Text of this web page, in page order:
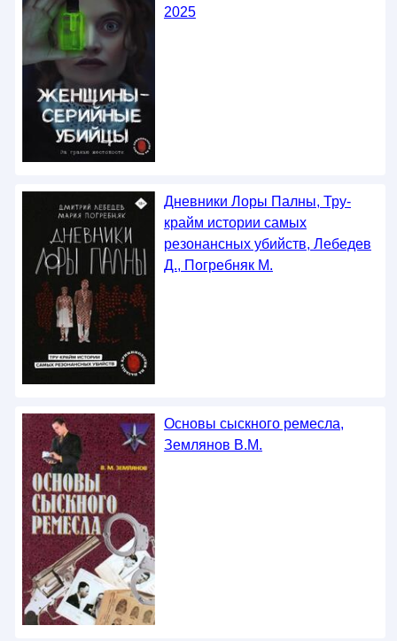
2025
Дневники Лоры Палны, Тру-
крайм истории самых
резонансных убийств, Лебедев
Д., Погребняк М.
Основы сыскного ремесла,
Землянов В.М.